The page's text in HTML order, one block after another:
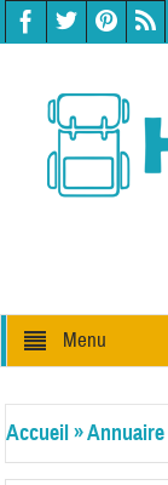
Menu
Accueil»Annuaire